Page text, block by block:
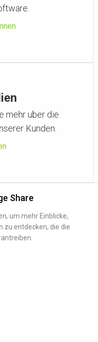
mehr uber die
Kunden.
Share
um mehr Einblicke,
zu entdecken, die die